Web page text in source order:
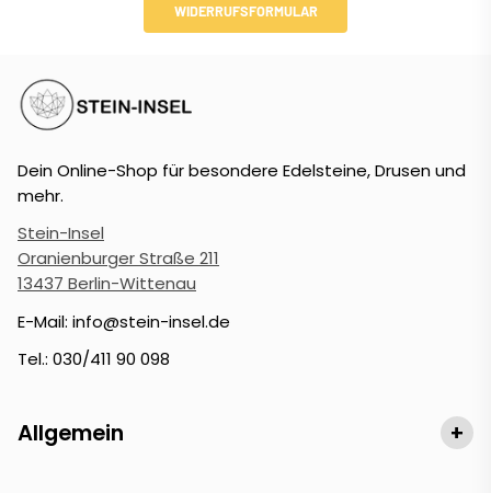
WIDERRUFSFORMULAR
Dein Online-Shop für besondere Edelsteine, Drusen und
mehr.
Stein-Insel
Oranienburger Straße 211
13437 Berlin-Wittenau
E-Mail: info@stein-insel.de
Tel.: 030/411 90 098
Allgemein +